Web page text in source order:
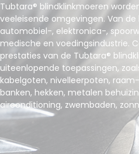
Tubtara® blindklinkmoeren
veeleisende omgevingen. Van
automobiel-, elektronica-,
medische en voedingsindustrie.
prestaties van de Tubtara®
uiteenlopende toepassingen,
kabelgoten, nivelleerpoten,
banken, hekken, metalen
airconditioning, zwembaden,